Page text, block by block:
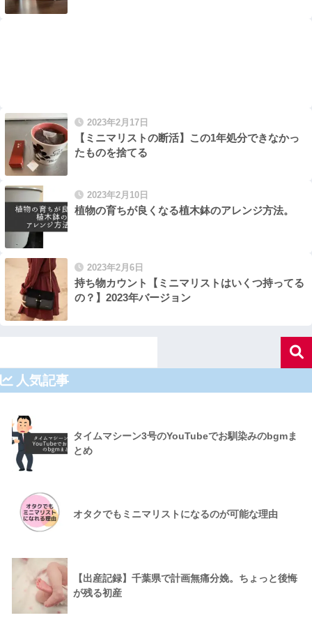
2023年2月17日
【ミニマリストの断活】この1年処分できなかっ
たものを捨てる
2023年2月10日
植物の育ちが良くなる植木鉢のアレンジ方法。
2023年2月6日
持ち物カウント【ミニマリストはいくつ持ってる
の？】2023年バージョン
人気記事
タイムマシーン3号のYouTubeでお馴染みのbgmま
とめ
オタクでもミニマリストになるのが可能な理由
【出産記録】千葉県で計画無痛分娩。ちょっと後悔
が残る初産